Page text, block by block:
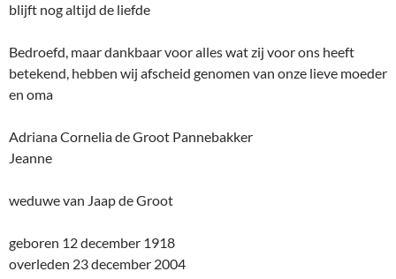
blijft nog altijd de liefde
Bedroefd, maar dankbaar voor alles wat zij voor ons heeft
betekend, hebben wij afscheid genomen van onze lieve moeder
en oma
Adriana Cornelia de Groot Pannebakker
Jeanne
weduwe van Jaap de Groot
geboren 12 december 1918
overleden 23 december 2004